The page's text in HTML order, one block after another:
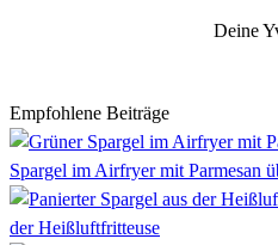
Deine
Empfohlene Beiträge
Spargel im Airfryer mit Parmesan
der Heißluftfritteuse